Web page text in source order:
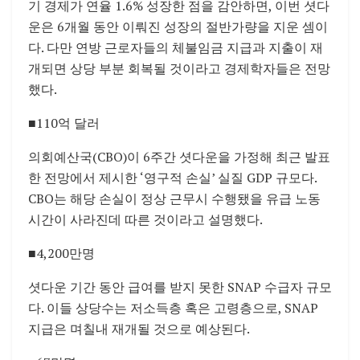
기 경제가 연율 1.6% 성장한 점을 감안하면, 이번 셧다
운은 6개월 동안 이뤄진 성장의 절반가량을 지운 셈이
다. 다만 연방 근로자들의 체불임금 지급과 지출이 재
개되면 상당 부분 회복될 것이라고 경제학자들은 전망
했다.
■110억 달러
의회예산국(CBO)이 6주간 셧다운을 가정해 최근 발표
한 전망에서 제시한 ‘영구적 손실’ 실질 GDP 규모다.
CBO는 해당 손실이 정상 근무시 수행됐을 유급 노동
시간이 사라진데 따른 것이라고 설명했다.
■4,200만명
셧다운 기간 동안 급여를 받지 못한 SNAP 수급자 규모
다. 이들 상당수는 저소득층 혹은 고령층으로, SNAP
지급은 며칠내 재개될 것으로 예상된다.